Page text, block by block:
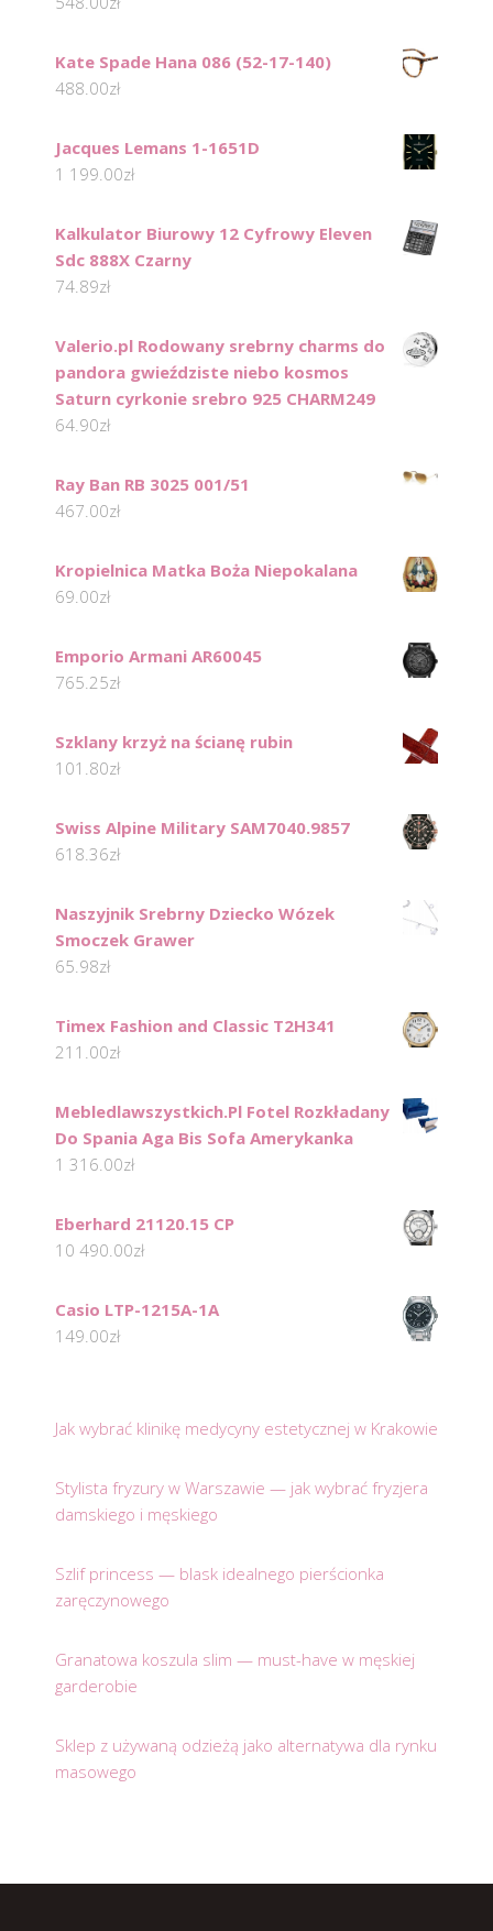
Kate Spade Hana 086 (52-17-140)
488.00zł
Jacques Lemans 1-1651D
1 199.00zł
Kalkulator Biurowy 12 Cyfrowy Eleven
Sdc 888X Czarny
74.89zł
Valerio.pl Rodowany srebrny charms do
pandora gwieździste niebo kosmos
Saturn cyrkonie srebro 925 CHARM249
64.90zł
Ray Ban RB 3025 001/51
467.00zł
Kropielnica Matka Boża Niepokalana
69.00zł
Emporio Armani AR60045
765.25zł
Szklany krzyż na ścianę rubin
101.80zł
Swiss Alpine Military SAM7040.9857
618.36zł
Naszyjnik Srebrny Dziecko Wózek
Smoczek Grawer
65.98zł
Timex Fashion and Classic T2H341
211.00zł
Mebledlawszystkich.Pl Fotel Rozkładany
Do Spania Aga Bis Sofa Amerykanka
1 316.00zł
Eberhard 21120.15 CP
10 490.00zł
Casio LTP-1215A-1A
149.00zł
Jak wybrać klinikę medycyny estetycznej w Krakowie
Stylista fryzury w Warszawie — jak wybrać fryzjera
damskiego i męskiego
Szlif princess — blask idealnego pierścionka
zaręczynowego
Granatowa koszula slim — must-have w męskiej
garderobie
Sklep z używaną odzieżą jako alternatywa dla rynku
masowego